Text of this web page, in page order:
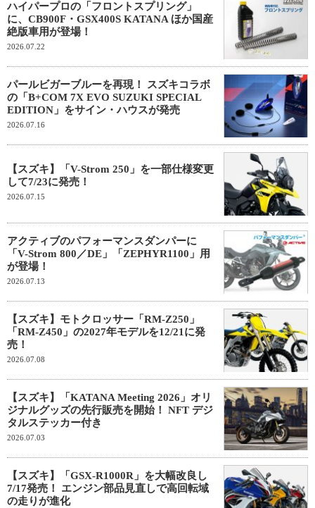
ハイパープロの「フロントスプリング」
に、CB900F・GSX400S KATANA ほか国産
絶版車用が登場！
2026.07.22
パールビガーブルーを再現！ スズキコラボ
の「B+COM 7X EVO SUZUKI SPECIAL
EDITION」をサイン・ハウスが発売
2026.07.16
【スズキ】「V-Strom 250」を一部仕様変更
して7/23に発売！
2026.07.15
アクティブのパフォーマンスダンパーに
「V-Strom 800／DE」「ZEPHYR1100」用
が登場！
2026.07.13
【スズキ】モトクロッサー「RM-Z250」
「RM-Z450」の2027年モデルを12/21に発
売！
2026.07.08
【スズキ】「KATANA Meeting 2026」オリ
ジナルグッズの先行販売を開始！ NFT デジ
タルステッカー付き
2026.07.03
【スズキ】「GSX-R1000R」を大幅改良し
7/17発売！ エンジン部品見直しで高回転域
の走りが進化